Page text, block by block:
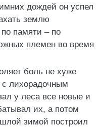
дождей он успел
землю
памяти – по
племен во время
боль не хуже
лихорадочным
у леса все новые и
их, а потом
зимой построил